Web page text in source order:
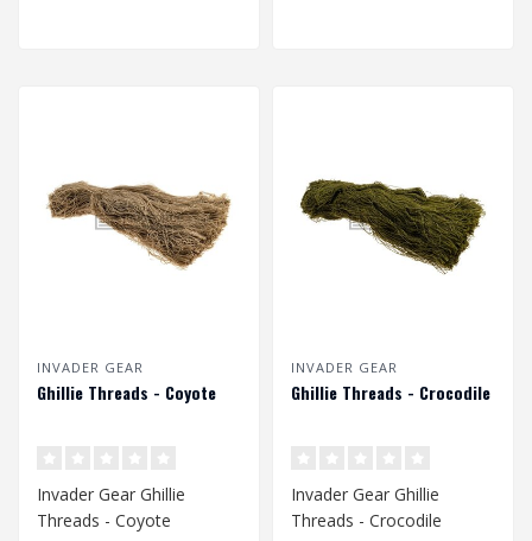
INVADER GEAR
Ghillie Threads - Coyote
Invader Gear Ghillie
Threads - Coyote
INVADER GEAR
Ghillie Threads - Crocodile
Invader Gear Ghillie
Threads - Crocodile